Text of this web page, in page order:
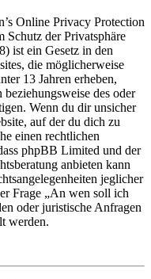
Online Privacy Protection
Schutz der Privatsphäre
ist ein Gesetz in den
die möglicherweise
13 Jahren erheben,
des oder
Wenn du dir unsicher
auf der du dich zu
einen rechtlichen
phpBB Limited und der
anbieten kann
jeglicher
Frage „An wen soll ich
oder juristische Anfragen
werden.